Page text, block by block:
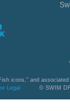
icons," and
Legal © SWIM